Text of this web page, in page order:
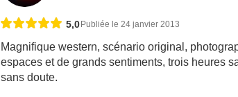
5,0 Publiée le 24 janvier 2013
Magnifique western, scénario original,
espaces et de grands sentiments, trois heures
sans doute.